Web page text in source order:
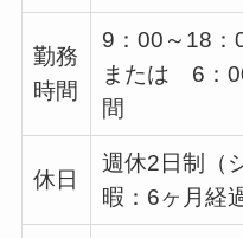
勤務
時間
9：00～18：
または 6：
間 ＊変
休日
週休2日制（
暇：6ヶ月経